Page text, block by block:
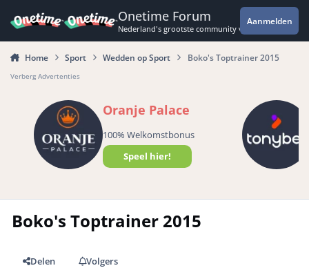
Onetime Forum
Nederland's grootste community voor de
Aanmelden
Home Sport Wedden op Sport Boko's Toptrainer 2015
Verberg Advertenties
Oranje Palace
100% Welkomstbonus
Speel hier!
Boko's Toptrainer 2015
Delen
Volgers